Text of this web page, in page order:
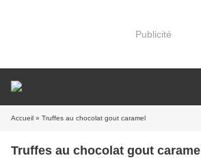
Publicité
Accueil » Truffes au chocolat gout caramel
Truffes au chocolat gout caramel